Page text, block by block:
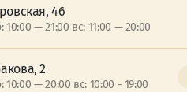
46
10:00 — 21:00 вс: 11:00 — 20:00
2
10:00 — 20:00 вс: 10:00 - 19:00